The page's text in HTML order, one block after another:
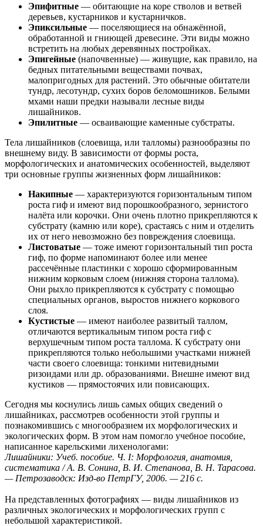
Эпифитные — обитающие на коре стволов и ветвей
деревьев, кустарников и кустарничков.
Эпиксильные — поселяющиеся на обнажённой,
обработанной и гниющей древесине. Эти виды можно
встретить на любых деревянных постройках.
Эпигейные (напочвенные) — живущие, как правило, на
бедных питательными веществами почвах,
малопригодных для растений. Это обычные обитатели
тундр, лесотундр, сухих боров беломошников. Белыми
мхами наши предки называли лесные виды
лишайников.
Эпилитные — осваивающие каменные субстраты.
Тела лишайников (слоевища, или талломы) разнообразны по
внешнему виду. В зависимости от формы роста,
морфологических и анатомических особенностей, выделяют
три основные группы жизненных форм лишайников:
Накипные — характеризуются горизонтальным типом
роста гиф и имеют вид порошкообразного, зернистого
налёта или корочки. Они очень плотно прикрепляются к
субстрату (камню или коре), срастаясь с ним и отделить
их от него невозможно без повреждения слоевища.
Листоватые — тоже имеют горизонтальный тип роста
гиф, по форме напоминают более или менее
рассечённые пластинки с хорошо сформированным
нижним корковым слоем (нижняя сторона таллома).
Они рыхло прикрепляются к субстрату с помощью
специальных органов, выростов нижнего коркового
слоя.
Кустистые — имеют наиболее развитый таллом,
отличаются вертикальным типом роста гиф с
верхушечным типом роста таллома. К субстрату они
прикрепляются только небольшими участками нижней
части своего слоевища: тонкими нитевидными
ризоидами или др. образованиями. Внешне имеют вид
кустиков — прямостоячих или повисающих.
Сегодня мы коснулись лишь самых общих сведений о
лишайниках, рассмотрев особенности этой группы и
познакомившись с многообразием их морфологических и
экологических форм. В этом нам помогло учебное пособие,
написанное карельскими лихенологами:
Лишайники: Учеб. пособие. Ч. I: Морфология, анатомия,
систематика / А. В. Сонина, В. И. Степанова, В. Н. Тарасова.
— Петрозаводск: Изд-во ПетрГУ, 2006. — 216 с.
На представленных фотографиях — виды лишайников из
различных экологических и морфологических групп с
небольшой характеристикой.